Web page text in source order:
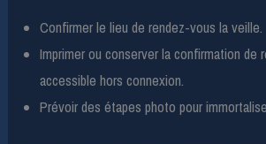
Confirmer le lieu de rendez-vous la veille.
Imprimer ou conserver la confirmation de
accessible hors connexion.
Prévoir des étapes photo pour